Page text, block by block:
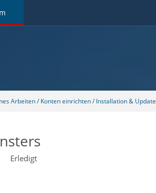
Arbeiten / Konten einrichten / Installation & Update
Erledigt